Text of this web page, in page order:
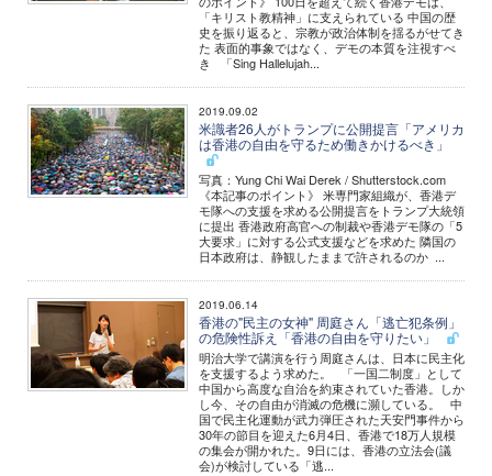
「キリスト教精神」に支えられている 中国の歴
史を振り返ると、宗教が政治体制を揺るがせてき
た 表面的事象ではなく、デモの本質を注視すべ
き 「Sing Hallelujah...
2019.09.02
米識者26人がトランプに公開提言「アメリカ
は香港の自由を守るため働きかけるべき」
写真：Yung Chi Wai Derek / Shutterstock.com
《本記事のポイント》 米専門家組織が、香港デ
モ隊への支援を求める公開提言をトランプ大統領
に提出 香港政府高官への制裁や香港デモ隊の「5
大要求」に対する公式支援などを求めた 隣国の
日本政府は、静観したままで許されるのか ...
2019.06.14
香港の"民主の女神" 周庭さん「逃亡犯条例」
の危険性訴え「香港の自由を守りたい」
明治大学で講演を行う周庭さんは、日本に民主化
を支援するよう求めた。 「一国二制度」として
中国から高度な自治を約束されていた香港。しか
し今、その自由が消滅の危機に瀕している。 中
国で民主化運動が武力弾圧された天安門事件から
30年の節目を迎えた6月4日、香港で18万人規模
の集会が開かれた。9日には、香港の立法会(議
会)が検討している「逃...